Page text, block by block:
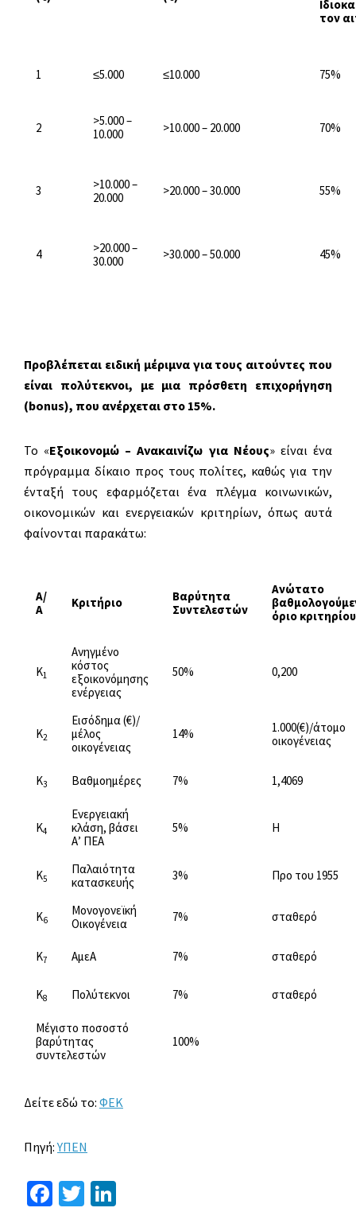
τον
1 ≤5.000 ≤10.000 75%
2
>5.000 –
10.000
>10.000 – 20.000 70%
3
>10.000 –
20.000
>20.000 – 30.000 55%
4
>20.000 –
30.000
>30.000 – 50.000 45%
Προβλέπεται ειδική μέριμνα για τους αιτούντες που
είναι πολύτεκνοι, με μια πρόσθετη επιχορήγηση
(bonus), που ανέρχεται στο 15%.
Το «Εξοικονομώ – Ανακαινίζω για Νέους» είναι ένα
πρόγραμμα δίκαιο προς τους πολίτες, καθώς για την
ένταξή τους εφαρμόζεται ένα πλέγμα κοινωνικών,
οικονομικών και ενεργειακών κριτηρίων, όπως αυτά
φαίνονται παρακάτω:
Α/
Α
Κριτήριο
Βαρύτητα
Συντελεστών
Ανώτατο
όριο κριτηρίου
K1
Ανηγμένο
κόστος
εξοικονόμησης
ενέργειας
50% 0,200
K2
Εισόδημα (€)/
μέλος
οικογένειας
14%
1.000(€)/άτομο
οικογένειας
K3 Βαθμοημέρες 7% 1,4069
K4
Ενεργειακή
κλάση, βάσει
Α’ ΠΕΑ
5% Η
K5
Παλαιότητα
κατασκευής
3% Προ του 1955
K6
Μονογονεϊκή
Οικογένεια
7% σταθερό
K7 ΑμεΑ 7% σταθερό
K8 Πολύτεκνοι 7% σταθερό
Μέγιστο ποσοστό
βαρύτητας
συντελεστών
100%
Δείτε εδώ το: ΦΕΚ
Πηγή:ΥΠΕΝ
Fa T